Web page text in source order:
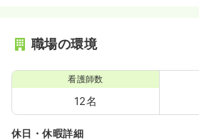
職場の環境
看護師数
12名
休日・休暇詳細